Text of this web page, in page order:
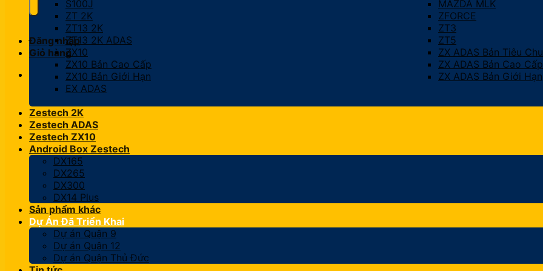
Đăng nhập
Giỏ hàng
S100J
MAZDA MLK
ZT 2K
ZFORCE
ZT13 2K
ZT3
ZT13 2K ADAS
ZT5
ZX10
ZX ADAS Bản Tiêu
ZX10 Bản Cao Cấp
ZX ADAS Bản Cao Cấp
ZX10 Bản Giới Hạn
ZX ADAS Bản Giới Hạn
EX ADAS
Zestech 2K
Zestech ADAS
Zestech ZX10
Android Box Zestech
DX165
DX265
DX300
DX14 Plus
Sản phẩm khác
Dự Án Đã Triển Khai
Dự án Quận 9
Dự án Quận 12
Dự án Quận Thủ Đức